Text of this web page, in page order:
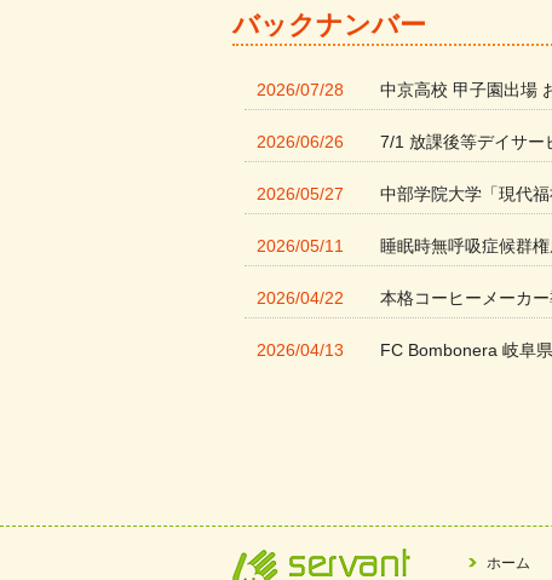
バックナンバー
2026/07/28 中京高校 甲子園出場
2026/06/26 7/1 放課後等デイサー
2026/05/27 中部学院大学「現代
2026/05/11 睡眠時無呼吸症候群権
2026/04/22 本格コーヒーメーカ
2026/04/13 FC Bombonera 岐阜
2026/02/06 岐阜県「働いてもら
ホーム